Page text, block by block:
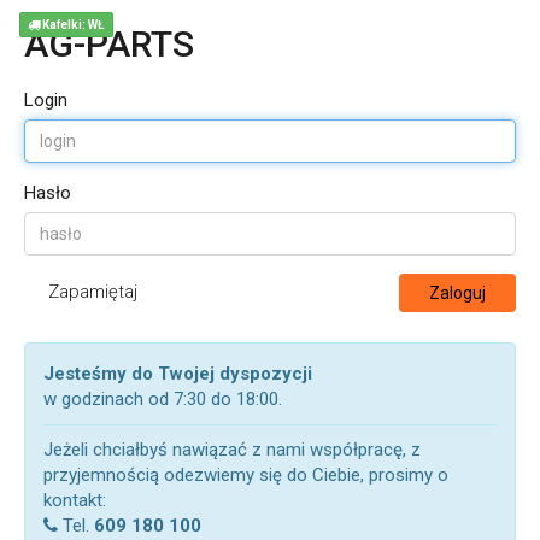
AG-PARTS
Login
Hasło
Zapamiętaj Zaloguj
Jesteśmy do Twojej dyspozycji
w godzinach od 7:30 do 18:00.
Jeżeli chciałbyś nawiązać z nami współpracę, z
przyjemnością odezwiemy się do Ciebie, prosimy o
kontakt:
Tel. 609 180 100
Kafelki: WŁ